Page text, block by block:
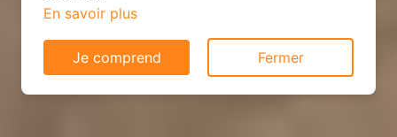
En savoir plus
Je comprend Fermer